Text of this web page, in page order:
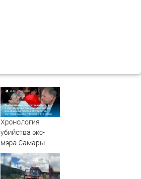
Хронология
убийства экс-
мэра Самары
Виктора Тархова
и его жены: шесть
шокирующих